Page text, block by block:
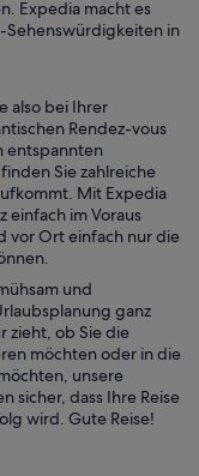
Expedia macht es
Sehenswürdigkeiten in
also bei Ihrer
Rendez-vous
entspannten
Sie zahlreiche
Mit Expedia
einfach im Voraus
vor Ort einfach nur die
und
ganz
zieht, ob Sie die
möchten oder in die
unsere
sicher, dass Ihre Reise
wird. Gute Reise!